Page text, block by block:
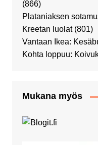
(866)
Plataniaksen
Kreetan luolat (801)
Vantaan Ikea:
Kohta loppuu:
Mukana myös